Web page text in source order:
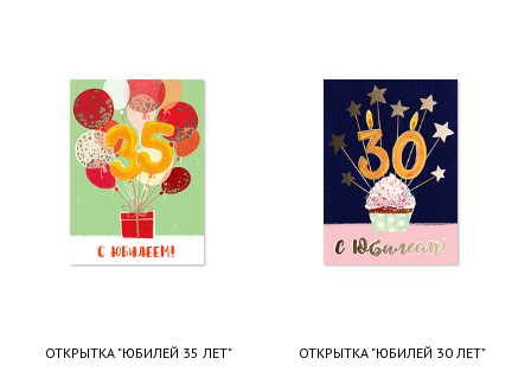
ОТКРЫТКА "ЮБИЛЕЙ 35 ЛЕТ" ОТКРЫТКА "ЮБИЛЕЙ 30 ЛЕТ"